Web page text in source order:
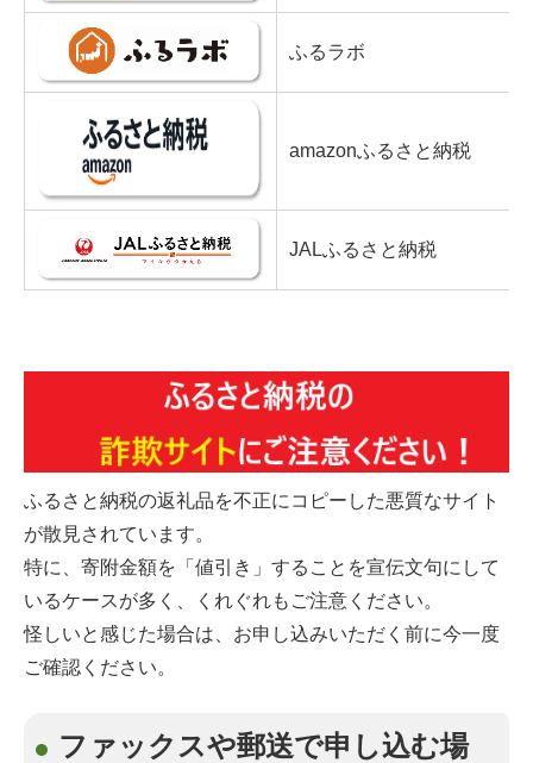
ふるラボ
amazonふるさと納税
JALふるさと納税
ふるさと納税の返礼品を不正にコピーした悪質なサイト
が散見されています。
特に、寄附金額を「値引き」することを宣伝文句にして
いるケースが多く、くれぐれもご注意ください。
怪しいと感じた場合は、お申し込みいただく前に今一度
ご確認ください。
ファックスや郵送で申し込む場